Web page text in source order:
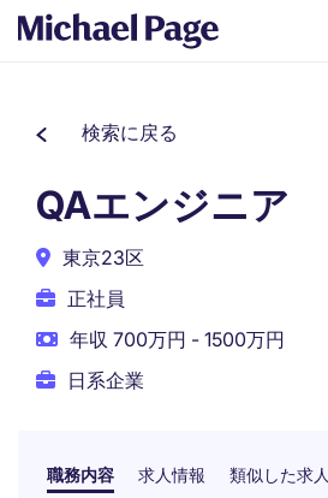
検索に戻る
QAエンジニア
東京23区
正社員
年収 700万円 - 1500万円
日系企業
職務内容 求人情報 類似した求人